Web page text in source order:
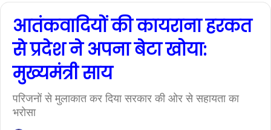
आतंकवादियों की कायराना हरकत
से प्रदेश ने अपना बेटा खोया:
मुख्यमंत्री साय
परिजनों से मुलाकात कर दिया सरकार की ओर से सहायता का
भरोसा